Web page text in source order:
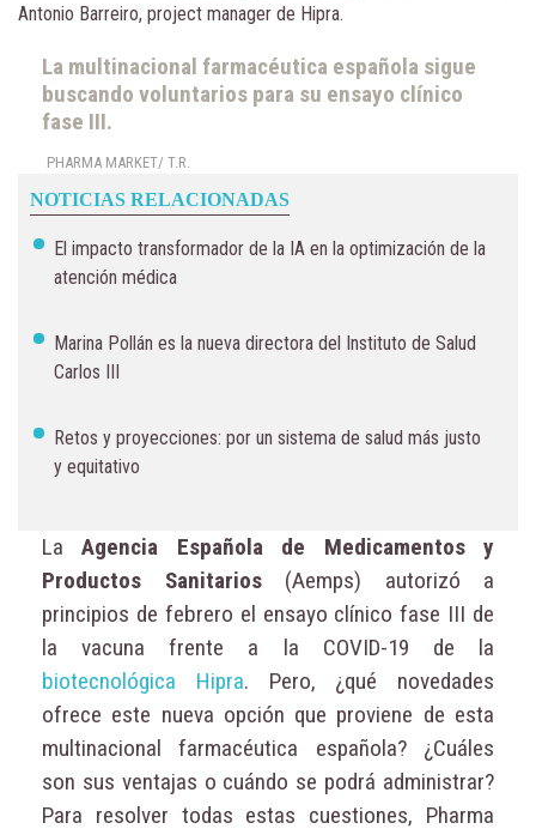
Antonio Barreiro, project manager de Hipra.
La multinacional farmacéutica española sigue
buscando voluntarios para su ensayo clínico
fase III.
PHARMA MARKET/ T.R.
NOTICIAS RELACIONADAS
El impacto transformador de la IA en la optimización de la
atención médica
Marina Pollán es la nueva directora del Instituto de Salud
Carlos III
Retos y proyecciones: por un sistema de salud más justo
y equitativo
LaAgencia Española de Medicamentos y
Productos Sanitarios(Aemps) autorizó a
principios de febrero el ensayo clínico fase III de
la vacuna frente a la COVID-19 de la
biotecnológica Hipra. Pero, ¿qué novedades
ofrece este nueva opción que proviene de esta
multinacional farmacéutica española? ¿Cuáles
son sus ventajas o cuándo se podrá administrar?
Para resolver todas estas cuestiones, Pharma